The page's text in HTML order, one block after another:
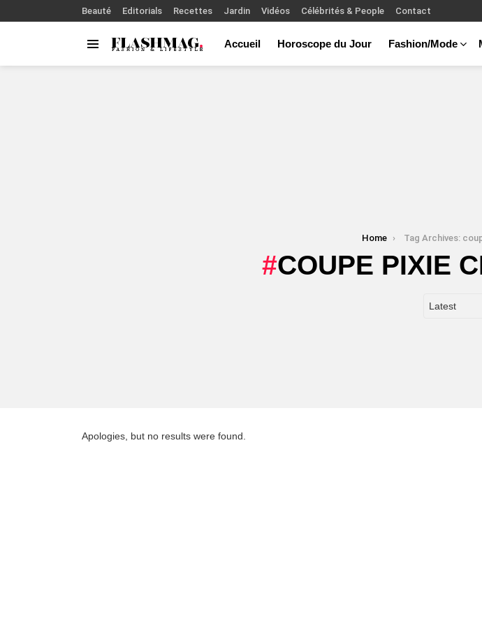
Beauté Editorials Recettes Jardin Vidéos Célébrités & People Contact
Accueil Horoscope du Jour Fashion/Mode
Home Tag Archives:
COUPE PIXIE
Apologies, but no results were found.